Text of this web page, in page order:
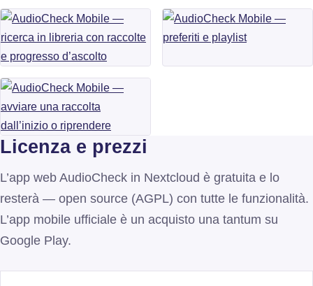
Licenza e prezzi
L’app web AudioCheck in Nextcloud è gratuita e lo
resterà — open source (AGPL) con tutte le funzionalità.
L’app mobile ufficiale è un acquisto una tantum su
Google Play.